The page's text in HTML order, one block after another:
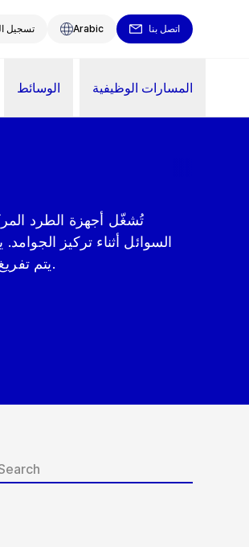
تسجيل Arabic اتصل بنا
الوسائط المسارات الوظيفية
تُشغّل أجهزة الطرد
السوائل أثناء تركيز
يتم تفريغ السائل المصفى عن طريق مضخة جابذة مدمجة.